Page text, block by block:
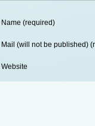
Name (required)
Mail (will not be published)
Website